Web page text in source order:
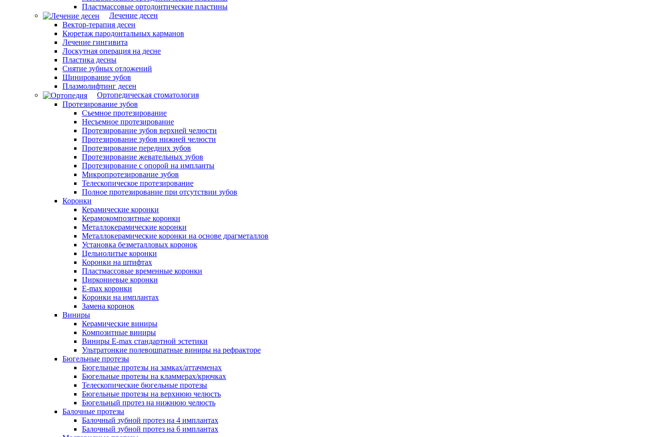
Пластмассовые ортодонтические пластины
Лечение десен
Вектор-терапия десен
Кюретаж пародонтальных карманов
Лечение гингивита
Лоскутная операция на десне
Пластика десны
Снятие зубных отложений
Шинирование зубов
Плазмолифтинг десен
Ортопедическая стоматология
Протезирование зубов
Съемное протезирование
Несъемное протезирование
Протезирование зубов верхней челюсти
Протезирование зубов нижней челюсти
Протезирование передних зубов
Протезирование жевательных зубов
Протезирование с опорой на импланты
Микропротезирование зубов
Телескопическое протезирование
Полное протезирование при отсутствии зубов
Коронки
Керамические коронки
Керамокомпозитные коронки
Металлокерамические коронки
Металлокерамические коронки на основе драгметаллов
Установка безметалловых коронок
Цельнолитые коронки
Коронки на штифтах
Пластмассовые временные коронки
Циркониевые коронки
E-max коронки
Коронки на имплантах
Замена коронок
Виниры
Керамические виниры
Композитные виниры
Виниры E-max стандартной эстетики
Ультратонкие полевошпатные виниры на рефракторе
Бюгельные протезы
Бюгельные протезы на замках/аттачменах
Бюгельные протезы на кламмерах/крючках
Телескопические бюгельные протезы
Бюгельные протезы на верхнюю челюсть
Бюгельный протез на нижнюю челюсть
Балочные протезы
Балочный зубной протез на 4 имплантах
Балочный зубной протез на 6 имплантах